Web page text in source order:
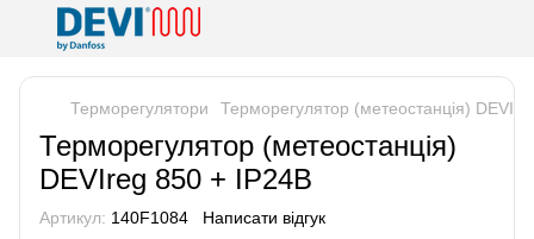
Терморегулятори Терморегулятор (метеостанція)
Терморегулятор (метеостанція)
DEVIreg 850 + IP24В
Артикул: 140F1084 Написати відгук